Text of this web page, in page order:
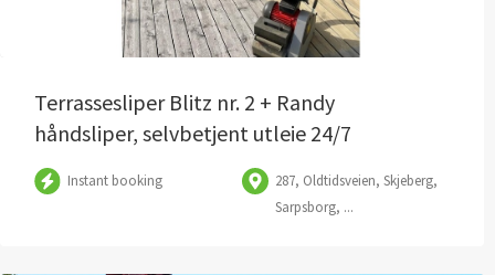
Terrassesliper Blitz nr. 2 + Randy
håndsliper, selvbetjent utleie 24/7
Instant booking
287, Oldtidsveien, Skjeberg,
Sarpsborg, ...